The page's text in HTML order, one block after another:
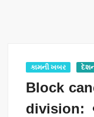
કામની ખબર
Block
division: